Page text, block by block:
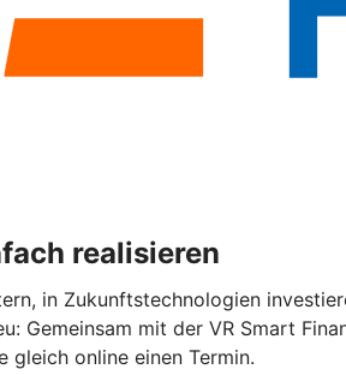
realisieren
in Zukunftstechnologien
Gemeinsam mit der VR Smart
gleich online einen Termin.